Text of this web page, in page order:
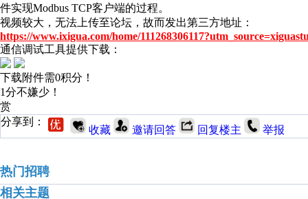
件实现Modbus TCP客户端的过程。
视频较大，无法上传至论坛，故而发出第三方地址：
https://www.ixigua.com/home/
通信调试工具提供下载：
下载附件需0积分！
1分不嫌少！
赏
分享到：
收藏 邀请回答 回复楼主 举报
热门招聘
相关主题